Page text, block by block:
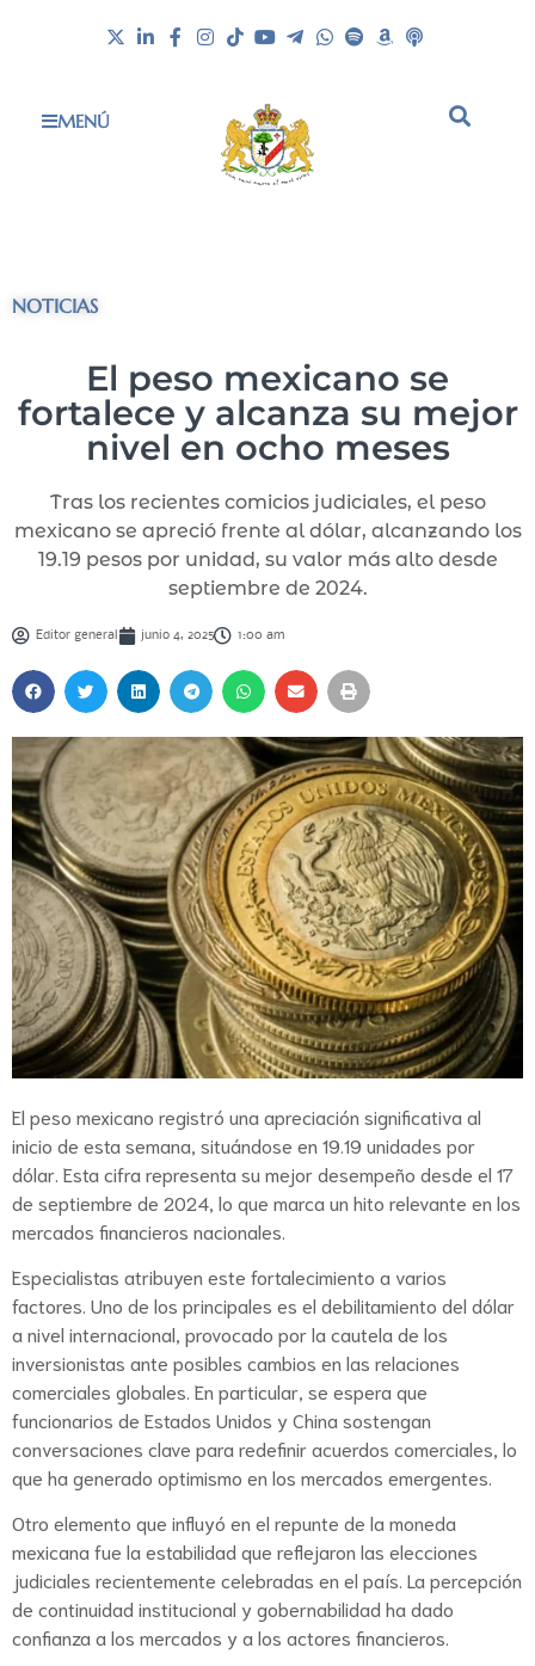
MENÚ
NOTICIAS
El peso mexicano se
fortalece y alcanza su mejor
nivel en ocho meses
Tras los recientes comicios judiciales, el peso
mexicano se apreció frente al dólar, alcanzando los
19.19 pesos por unidad, su valor más alto desde
septiembre de 2024.
Editor general junio 4, 2025 1:00 am
El peso mexicano registró una apreciación significativa al
inicio de esta semana, situándose en 19.19 unidades por
dólar. Esta cifra representa su mejor desempeño desde el 17
de septiembre de 2024, lo que marca un hito relevante en los
mercados financieros nacionales.
Especialistas atribuyen este fortalecimiento a varios
factores. Uno de los principales es el debilitamiento del dólar
a nivel internacional, provocado por la cautela de los
inversionistas ante posibles cambios en las relaciones
comerciales globales. En particular, se espera que
funcionarios de Estados Unidos y China sostengan
conversaciones clave para redefinir acuerdos comerciales, lo
que ha generado optimismo en los mercados emergentes.
Otro elemento que influyó en el repunte de la moneda
mexicana fue la estabilidad que reflejaron las elecciones
judiciales recientemente celebradas en el país. La percepción
de continuidad institucional y gobernabilidad ha dado
confianza a los mercados y a los actores financieros.